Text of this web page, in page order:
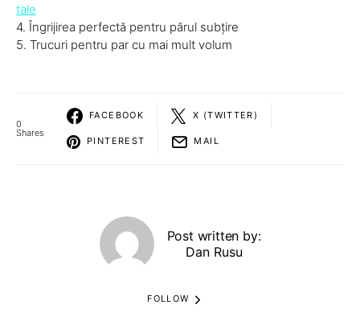
tale
4. Îngrijirea perfectă pentru părul subţire
5. Trucuri pentru par cu mai mult volum
0
Shares
FACEBOOK X (TWITTER)
PINTEREST MAIL
Post written by:
Dan Rusu
FOLLOW